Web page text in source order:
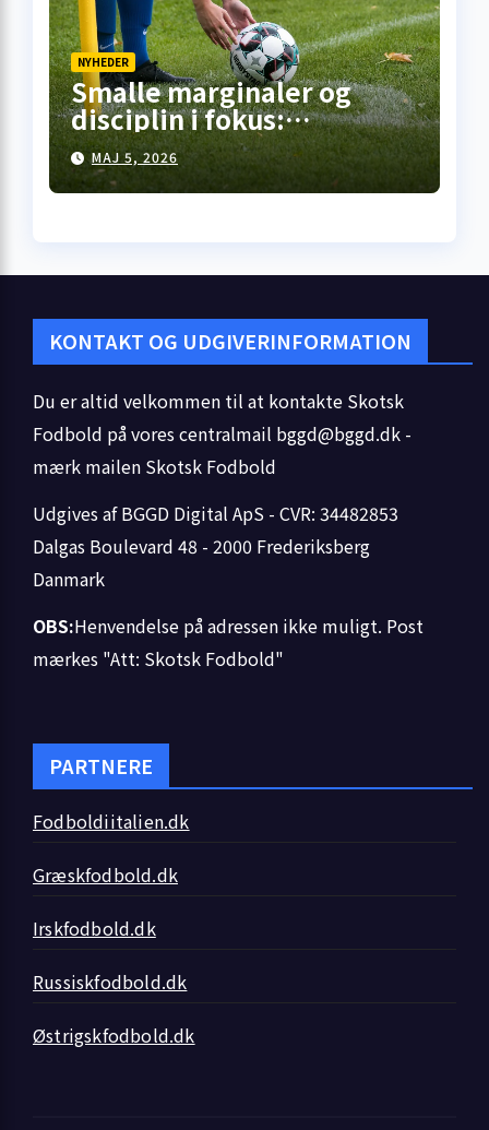
NYHEDER
Smalle marginaler og
disciplin i fokus:
Premiership-runde 35
åbner med kneben
hjemme­sejr i Falkirk
MAJ 5, 2026
KONTAKT OG UDGIVERINFORMATION
Du er altid velkommen til at kontakte Skotsk
Fodbold på vores centralmail bggd@bggd.dk -
mærk mailen Skotsk Fodbold
Udgives af BGGD Digital ApS - CVR: 34482853
Dalgas Boulevard 48 - 2000 Frederiksberg
Danmark
OBS:Henvendelse på adressen ikke muligt. Post
mærkes "Att: Skotsk Fodbold"
PARTNERE
Fodboldiitalien.dk
Græskfodbold.dk
Irskfodbold.dk
Russiskfodbold.dk
Østrigskfodbold.dk